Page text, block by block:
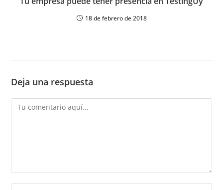
18 de febrero de 2018
Deja una respuesta